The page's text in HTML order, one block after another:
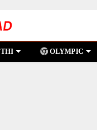
OLYMPIC